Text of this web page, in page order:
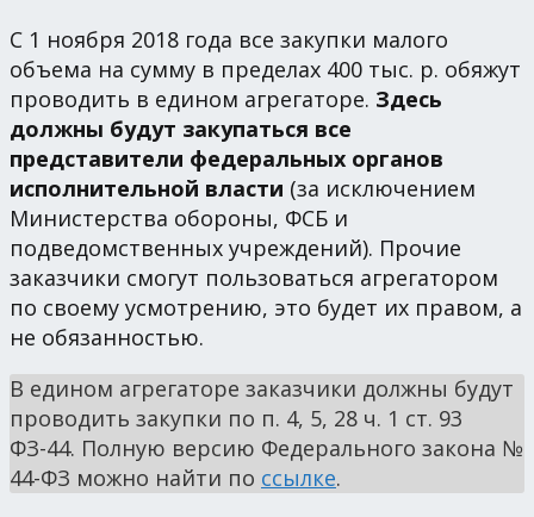
С 1 ноября 2018 года все закупки малого
объема на сумму в пределах 400 тыс. р. обяжут
проводить в едином агрегаторе. Здесь
должны будут закупаться все
представители федеральных органов
исполнительной власти (за исключением
Министерства обороны, ФСБ и
подведомственных учреждений). Прочие
заказчики смогут пользоваться агрегатором
по своему усмотрению, это будет их правом, а
не обязанностью.
В едином агрегаторе заказчики должны будут
проводить закупки по п. 4, 5, 28 ч. 1 ст. 93
ФЗ-44. Полную версию Федерального закона №
44-ФЗ можно найти по ссылке.